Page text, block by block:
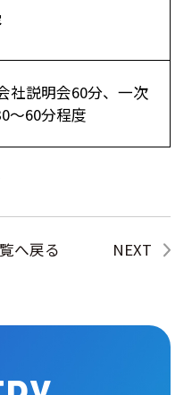
社説明会60分、一次
～60分程度
へ戻る NEXT